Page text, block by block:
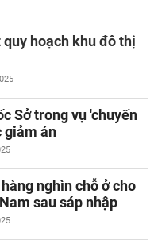
hoạch khu đô thị
Sở trong vụ 'chuyến
giảm án
nghìn chỗ ở cho
sau sáp nhập